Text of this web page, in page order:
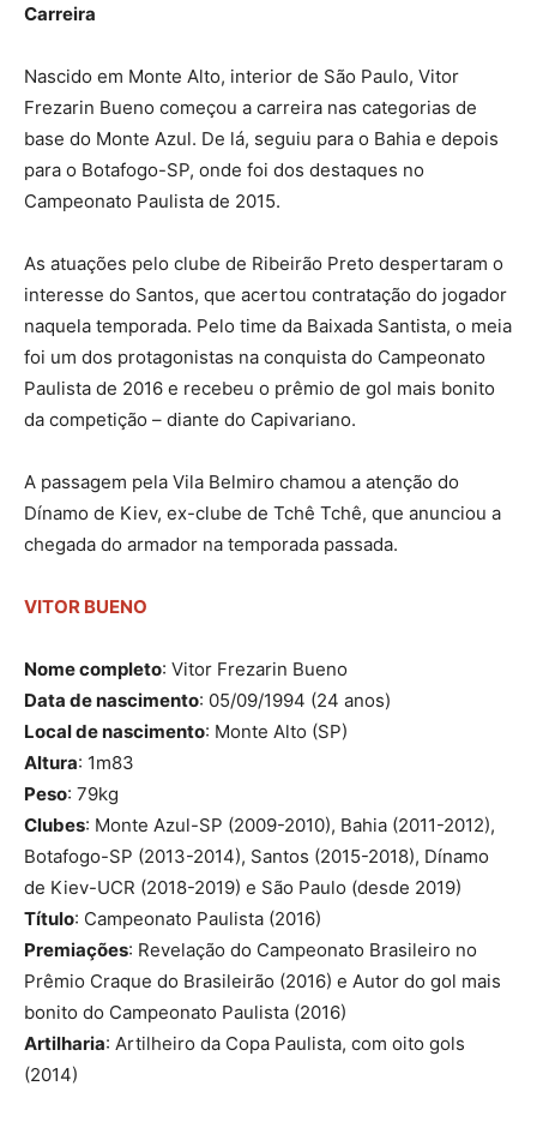
Carreira
Nascido em Monte Alto, interior de São Paulo, Vitor
Frezarin Bueno começou a carreira nas categorias de
base do Monte Azul. De lá, seguiu para o Bahia e depois
para o Botafogo-SP, onde foi dos destaques no
Campeonato Paulista de 2015.
As atuações pelo clube de Ribeirão Preto despertaram o
interesse do Santos, que acertou contratação do jogador
naquela temporada. Pelo time da Baixada Santista, o meia
foi um dos protagonistas na conquista do Campeonato
Paulista de 2016 e recebeu o prêmio de gol mais bonito
da competição – diante do Capivariano.
A passagem pela Vila Belmiro chamou a atenção do
Dínamo de Kiev, ex-clube de Tchê Tchê, que anunciou a
chegada do armador na temporada passada.
VITOR BUENO
Nome completo: Vitor Frezarin Bueno
Data de nascimento: 05/09/1994 (24 anos)
Local de nascimento: Monte Alto (SP)
Altura: 1m83
Peso: 79kg
Clubes: Monte Azul-SP (2009-2010), Bahia (2011-2012),
Botafogo-SP (2013-2014), Santos (2015-2018), Dínamo
de Kiev-UCR (2018-2019) e São Paulo (desde 2019)
Título: Campeonato Paulista (2016)
Premiações: Revelação do Campeonato Brasileiro no
Prêmio Craque do Brasileirão (2016) e Autor do gol mais
bonito do Campeonato Paulista (2016)
Artilharia: Artilheiro da Copa Paulista, com oito gols
(2014)